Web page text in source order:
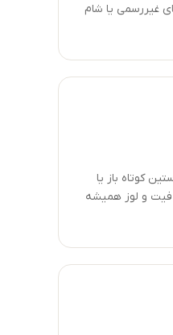
غیررسمی یا شام
کوتاه باز یا
فیت و لوز همیشه